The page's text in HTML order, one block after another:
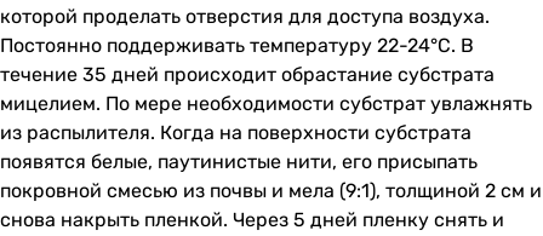
которой проделать отверстия для доступа воздуха.
Постоянно поддерживать температуру 22-24°С. В
течение 35 дней происходит обрастание субстрата
мицелием. По мере необходимости субстрат увлажнять
из распылителя. Когда на поверхности субстрата
появятся белые, паутинистые нити, его присыпать
покровной смесью из почвы и мела (9:1), толщиной 2 см и
снова накрыть пленкой. Через 5 дней пленку снять и